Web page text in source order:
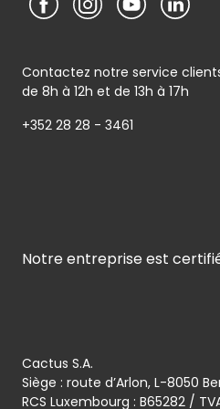
Contactez notre service
de 8h à 12h et de 13h à 17h
+352 28 28 - 3461
Cactus S.A.
Siège : route d’Arlon, L-8050
RCS Luxembourg : B65282 /
Notre entreprise est